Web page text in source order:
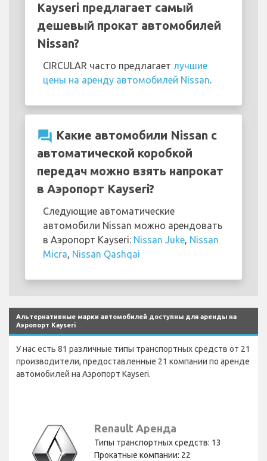
Kayseri предлагает самый
дешевый прокат автомобилей
Nissan?
CIRCULAR часто предлагает лучшие
цены на аренду автомобилей Nissan.
question_answer Какие автомобили Nissan с
автоматической коробкой
передач можно взять напрокат
в Аэропорт Kayseri?
Следующие автоматические
автомобили Nissan можно арендовать
в Аэропорт Kayseri: Nissan Juke, Nissan
Micra, Nissan Qashqai
Альтернативные марки автомобилей доступны для аренды на
Аэропорт Kayseri
У нас есть 81 различные типы транспортных средств от 21
производители, предоставленные 21 компании по аренде
автомобилей на Аэропорт Kayseri.
Renault Аренда
Типы транспортных средств: 13
Прокатные компании: 22